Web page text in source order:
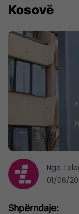
Kosovë
Nga
01/06/